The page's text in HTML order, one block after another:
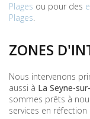
Plages ou pour des
Plages.
ZONES
Nous intervenons
aussi à La Seyne-
sommes prêts à
services en